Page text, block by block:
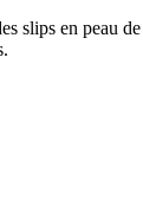
slips en peau